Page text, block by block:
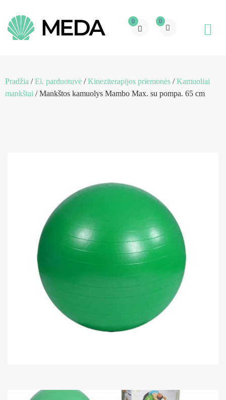
0 0
Pradžia /El. parduotuvė /Kineziterapijos priemonės /Kamuoliai
mankštai / Mankštos kamuolys Mambo Max. su pompa. 65 cm